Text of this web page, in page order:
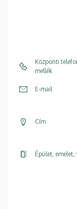
Központi
mellék
E-mail
Cím
Épület,